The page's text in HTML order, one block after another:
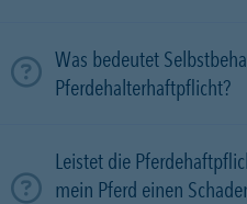
Was bedeutet
Pferdehalterhaftpflicht?
Leistet die
mein Pferd einen